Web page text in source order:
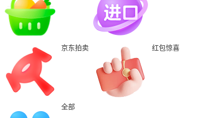
京东拍卖 红包惊喜
全部